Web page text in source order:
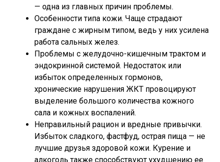
— одна из главных причин проблемы.
Особенности типа кожи. Чаще страдают
граждане с жирным типом, ведь у них усилена
работа сальных желез.
Проблемы с желудочно-кишечным трактом и
эндокринной системой. Недостаток или
избыток определенных гормонов,
хронические нарушения ЖКТ провоцируют
выделение большого количества кожного
сала и кожных воспалений.
Неправильный рацион и вредные привычки.
Избыток сладкого, фастфуд, острая пища — не
лучшие друзья здоровой кожи. Курение и
алкоголь также способствуют ухудшению ее